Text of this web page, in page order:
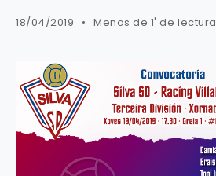
18/04/2019 Menos de 1' de lectura